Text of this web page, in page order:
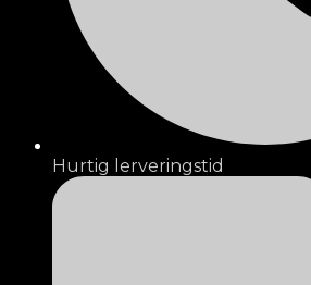
Hurtig lerveringstid